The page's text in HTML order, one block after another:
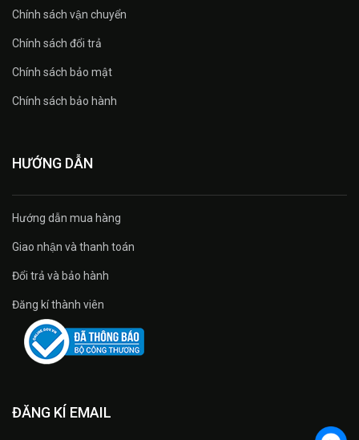
Chính sách vận chuyển
Chính sách đổi trả
Chính sách bảo mật
Chính sách bảo hành
HƯỚNG DẪN
Hướng dẫn mua hàng
Giao nhận và thanh toán
Đổi trả và bảo hành
Đăng kí thành viên
ĐĂNG KÍ EMAIL